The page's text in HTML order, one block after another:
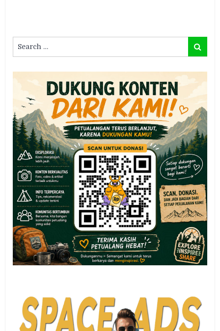
for:
Search